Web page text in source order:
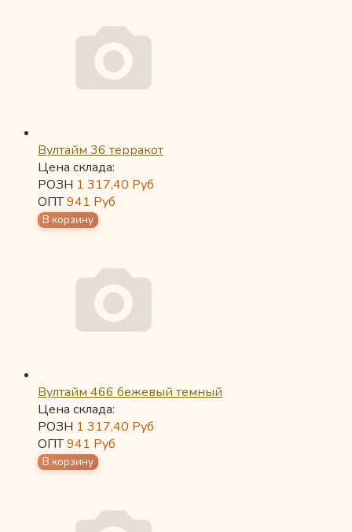
Вултайм 36 терракот
Цена склада:
РОЗН 1 317,40 Руб
ОПТ941 Руб
Вултайм 466 бежевый темный
Цена склада:
РОЗН 1 317,40 Руб
ОПТ941 Руб